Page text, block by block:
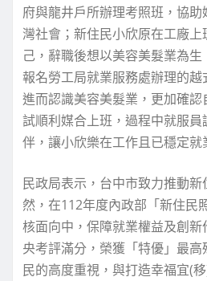
府與龍井戶所辦理考照班，協
灣社會；新住民小欣原在工廠
己，辭職後想以美容美髮業為
報名勞工局就業服務處辦理的越
進而認識美容美髮業，更加確
試順利媒合上班，過程中就服
伴，讓小欣樂在工作且已穩定就
民政局表示，台中市致力推動
然，在112年度內政部「新住民
核面向中，保障就業權益及創
央考評滿分，榮獲「特優」最
民的高度重視，與打造幸福宜(